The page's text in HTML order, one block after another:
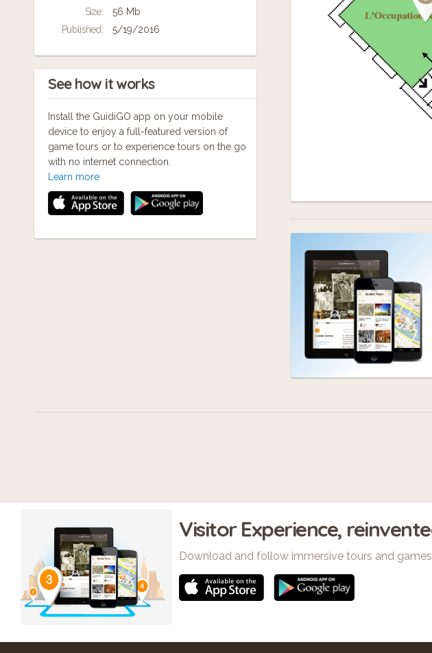
Size:
56 Mb
Published:
5/19/2016
See how it works
Install the GuidiGO app on your mobile
device to enjoy a full-featured version of
game tours or to experience tours on the go
with no internet connection.
Learn more
Visitor Experience,
Download and follow immersive tours and games